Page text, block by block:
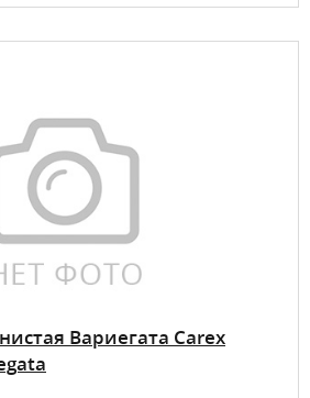
Вариегата Carex